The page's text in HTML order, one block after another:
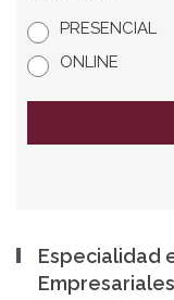
PRESENCIAL
ONLINE
Especialidad